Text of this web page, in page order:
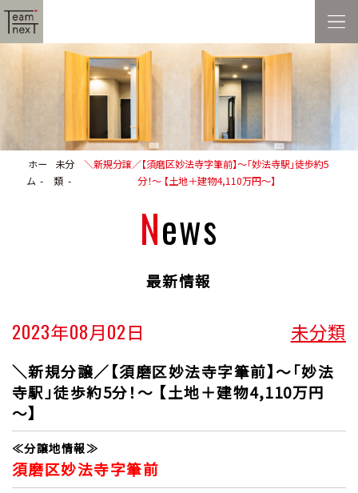
ホー
ム
未分
類
＼新規分譲／【須磨区妙法寺字筆前】～「妙法寺駅」徒歩約5
分！～ 【土地＋建物4,110万円～】
News
最新情報
2023年08月02日 未分類
＼新規分譲／【須磨区妙法寺字筆前】～「妙法
寺駅」徒歩約5分！～ 【土地＋建物4,110万円
～】
≪分譲地情報≫
須磨区妙法寺字筆前